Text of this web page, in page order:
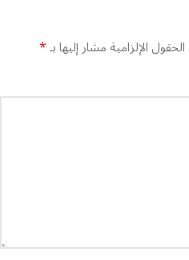
الحقول الإلزامية مشار إليها بـ*